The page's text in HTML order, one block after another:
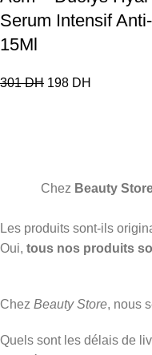
Serum Intensif
15Ml
301DH 198 DH
Chez Beauty
Les produits sont-ils
Oui, tous nos produits
Chez Beauty Store, nous
Quels sont les délais de